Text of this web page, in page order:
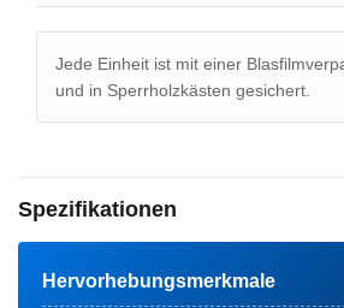
Jede Einheit ist mit einer
und in Sperrholzkästen gesichert.
Spezifikationen
Hervorhebungsmerkmale